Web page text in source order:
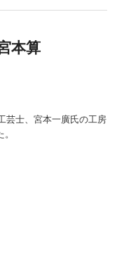
本算
芸士、宮本一廣氏の工房